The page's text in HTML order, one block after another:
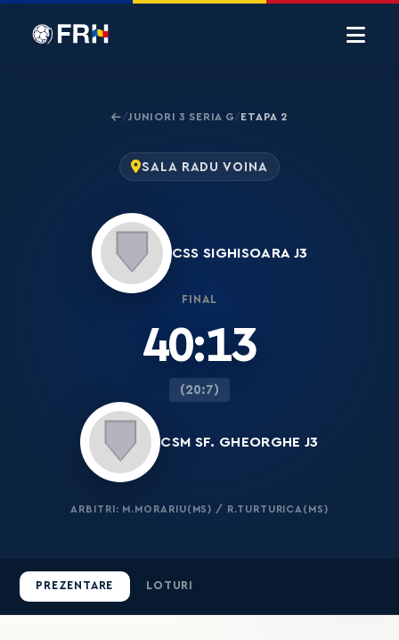
/JUNIORI 3 SERIA G/ETAPA 2
SALA RADU VOINA
CSS SIGHISOARA J3
FINAL
40:13
(20:7)
CSM SF. GHEORGHE J3
ARBITRI: M.MORARIU(MS) / R.TURTURICA(MS)
PREZENTARE LOTURI